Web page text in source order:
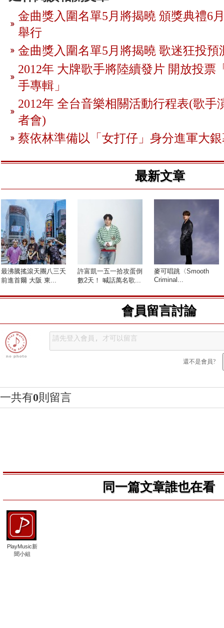
金曲獎入圍名單5月將揭曉 頒獎典禮6
舉行
金曲獎入圍名單5月將揭曉 歌迷狂投預
2012年 大牌歌手將陸續發片 開放投票
手專輯」
2012年 全台音樂相關活動行程表(歌手
者會)
蔡依林準備以「女打仔」身分進軍大
最新文章
最沸騰搖滾天團八三夭
前進首爾 大阪 東...
許富凱一五一拾攻蛋倒
數2天！ 喊話萬名歌...
麥可唱跳〈Smooth
Criminal...
會員留言討論
還不是會員?
一共有0則留言
同一篇文章誰也在看
PlayMusic新
聞小組